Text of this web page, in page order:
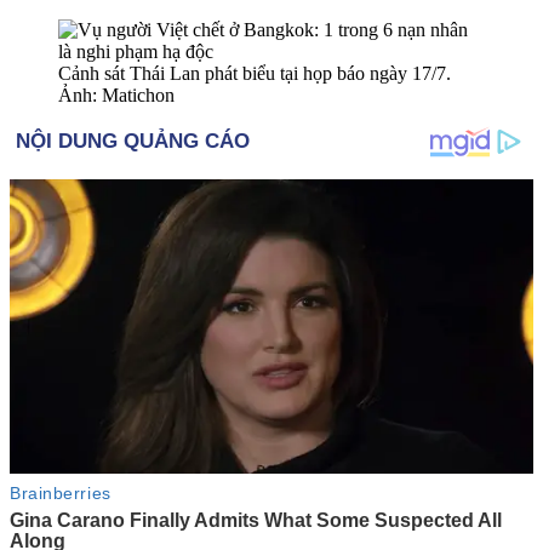
Cảnh sát Thái Lan phát biểu tại họp báo ngày 17/7.
Ảnh: Matichon